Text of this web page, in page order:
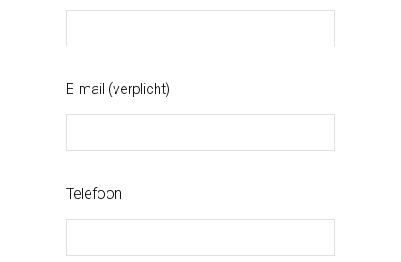
E-mail (verplicht)
Telefoon